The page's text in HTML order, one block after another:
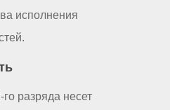
исполнения
разряда несет